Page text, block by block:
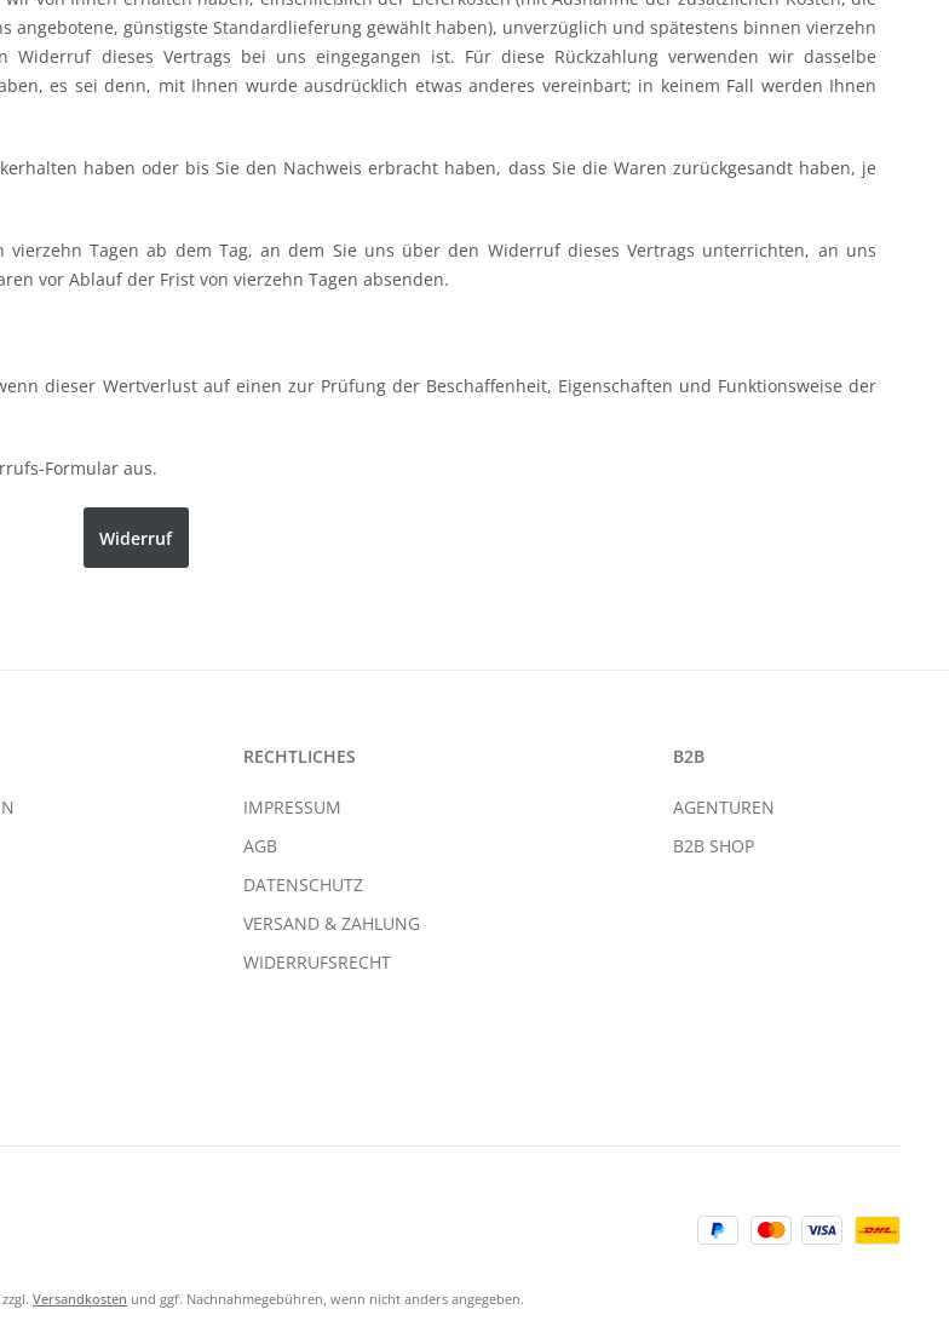
angebotene, günstigste Standardlieferung gewählt haben), unverzüglich und spätestens binnen vierzehn
dieses Vertrags bei uns eingegangen ist. Für diese Rückzahlung verwenden wir dasselbe
es sei denn, mit Ihnen wurde ausdrücklich etwas anderes vereinbart; in keinem Fall werden Ihnen
haben oder bis Sie den Nachweis erbracht haben, dass Sie die Waren zurückgesandt haben, je
Tagen ab dem Tag, an dem Sie uns über den Widerruf dieses Vertrags unterrichten, an uns
vor Ablauf der Frist von vierzehn Tagen absenden.
dieser Wertverlust auf einen zur Prüfung der Beschaffenheit, Eigenschaften und Funktionsweise der
Formular aus.
Widerruf
RECHTLICHES
IMPRESSUM
AGB
DATENSCHUTZ
VERSAND & ZAHLUNG
WIDERRUFSRECHT
B2B
AGENTUREN
B2B SHOP
Versandkosten und ggf. Nachnahmegebühren, wenn nicht anders angegeben.